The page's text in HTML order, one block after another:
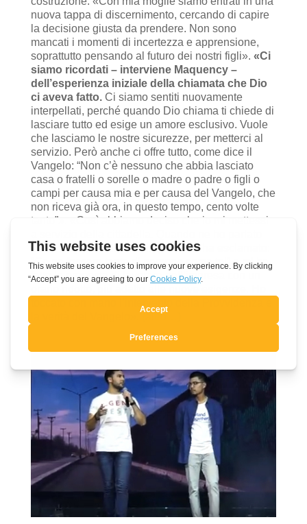
nuova tappa di discernimento, cercando di capire
la decisione giusta da prendere. Non sono
mancati i momenti di incertezza e apprensione,
soprattutto pensando al futuro dei nostri figli». «Ci
siamo ricordati – interviene Maquency –
dell’esperienza iniziale della chiamata che Dio
ci aveva fatto.Ci siamo sentiti nuovamente
interpellati, perché quando Dio chiama ti chiede di
lasciare tutto ed esige un amore esclusivo. Vuole
che lasciamo le nostre sicurezze, per metterci al
servizio. Però anche ci offre tutto, come dice il
Vangelo: “Non c’è nessuno che abbia lasciato
casa o fratelli o sorelle o madre o padre o figli o
campi per causa mia e per causa del Vangelo, che
non riceva già ora, in questo tempo, cento volte
tanto”». «Così abbiamo deciso che io mi mettessi
con il responsabile dell’impresa lui ha esclamato:
“Ce ne fossero tante di persone come te!” e mi ha
fatto la proposta di lavorare nell’impresa con un
(altro…)